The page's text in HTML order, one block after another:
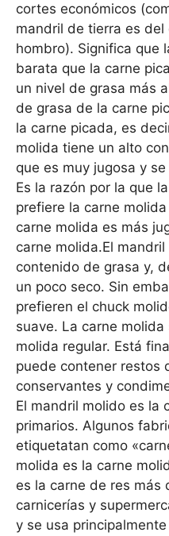
cortes económicos
mandril de tierra es
hombro). Significa que
barata que la carne
un nivel de grasa más
de grasa de la carne
la carne picada, es
molida tiene un alto
que es muy jugosa y
Es la razón por la que
prefiere la carne
carne molida es más
carne molida.El
contenido de grasa y,
un poco seco. Sin
prefieren el chuck
suave. La carne
molida regular. Está
puede contener restos
conservantes y
El mandril molido es la
primarios. Algunos
etiquetatan como
molida es la carne
es la carne de res más
carnicerías y
y se usa